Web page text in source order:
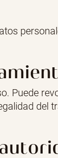
Puede
del